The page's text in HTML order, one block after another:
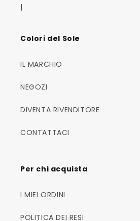
|
Colori del Sole
IL MARCHIO
NEGOZI
DIVENTA RIVENDITORE
CONTATTACI
Per chi acquista
I MIEI ORDINI
POLITICA DEI RESI